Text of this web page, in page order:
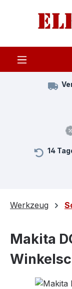
Zum Hauptinhalt
14
Werkzeug
Makita
Bildergalerie